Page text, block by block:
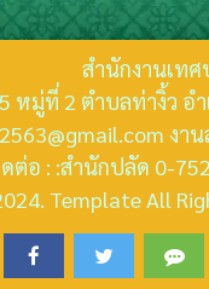
สำนักงานเท
หมู่ที่ 2 ตำบลท่างิ้ว อ
งา
ต่อ : :สำนักปลัด 0-
Template All